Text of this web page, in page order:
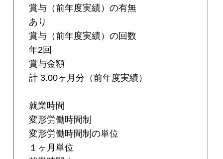
賞与（前年度実績）の有無
あり
賞与（前年度実績）の回数
年2回
賞与金額
計 3.00ヶ月分（前年度実績）
就業時間
変形労働時間制
変形労働時間制の単位
１ヶ月単位